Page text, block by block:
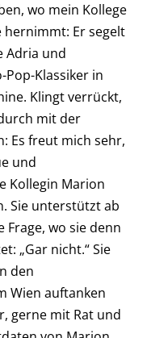
wo mein Kollege
hernimmt: Er segelt
Adria und
Klassiker in
Klingt verrückt,
mit der
Es freut mich sehr,
und
Kollegin Marion
Sie unterstützt ab
wo sie denn
„Gar nicht.“ Sie
den
Wien auftanken
gerne mit Rat und